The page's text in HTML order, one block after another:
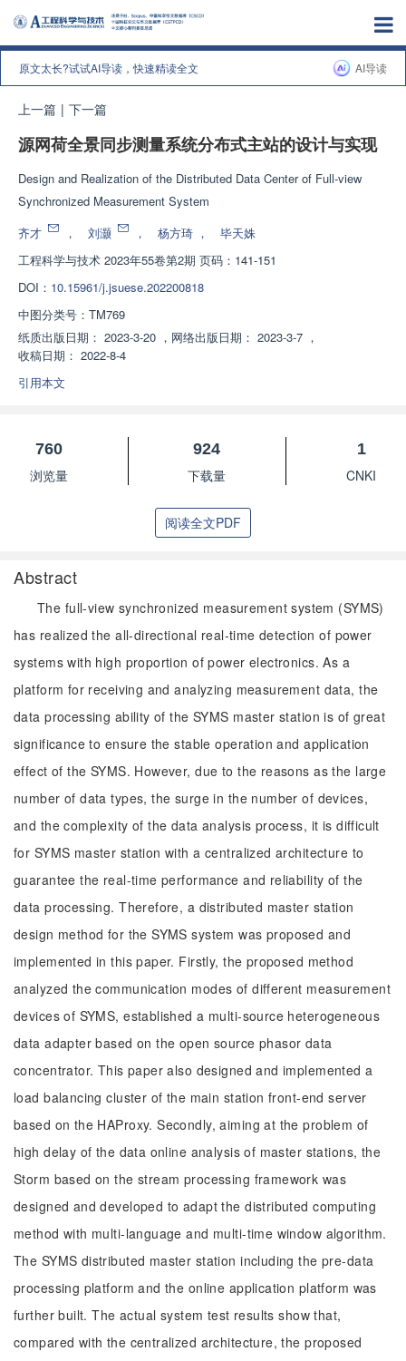
原文太长?试试AI导读，快速精读全文 AI导读
上一篇 | 下一篇
源网荷全景同步测量系统分布式主站的设计与实现
Design and Realization of the Distributed Data Center of Full-view
Synchronized Measurement System
齐才
， 刘灏 ， 杨方琦 ，
毕天姝
工程科学与技术 2023年55卷第2期 页码：141-151
DOI： 10.15961/j.jsuese.202200818
中图分类号： TM769
纸质出版日期： 2023-3-20 ， 网络出版日期： 2023-3-7 ，
收稿日期： 2022-8-4
引用本文
760
浏览量
924
下载量
1
CNKI
阅读全文PDF
Abstract
The full-view synchronized measurement system (SYMS)
has realized the all-directional real-time detection of power
systems with high proportion of power electronics. As a
platform for receiving and analyzing measurement data, the
data processing ability of the SYMS master station is of great
significance to ensure the stable operation and application
effect of the SYMS. However, due to the reasons as the large
number of data types, the surge in the number of devices,
and the complexity of the data analysis process, it is difficult
for SYMS master station with a centralized architecture to
guarantee the real-time performance and reliability of the
data processing. Therefore, a distributed master station
design method for the SYMS system was proposed and
implemented in this paper. Firstly, the proposed method
analyzed the communication modes of different measurement
devices of SYMS, established a multi-source heterogeneous
data adapter based on the open source phasor data
concentrator. This paper also designed and implemented a
load balancing cluster of the main station front-end server
based on the HAProxy. Secondly, aiming at the problem of
high delay of the data online analysis of master stations, the
Storm based on the stream processing framework was
designed and developed to adapt the distributed computing
method with multi-language and multi-time window algorithm.
The SYMS distributed master station including the pre-data
processing platform and the online application platform was
further built. The actual system test results show that,
compared with the centralized architecture, the proposed